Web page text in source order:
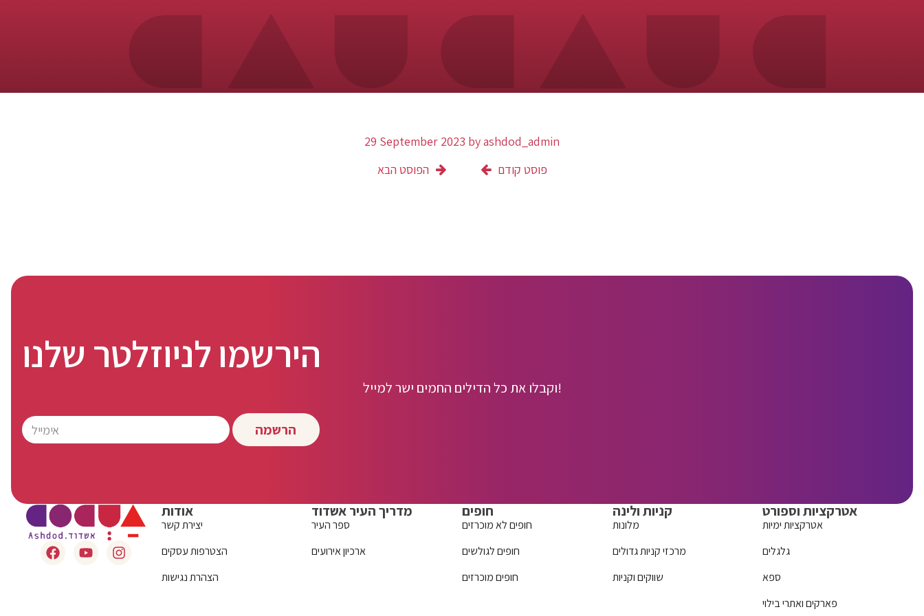
29 September 2023 byashdod_admin
פוסט קודם
הפוסט הבא
הירשמו לניוזלטר שלנו
וקבלו את כל הדילים החמים ישר למייל!
הרשמה
אודות
יצירת קשר
הצטרפות עסקים
הצהרת נגישות
מדריך העיר אשדוד
ספר העיר
ארכיון אירועים
חופים
חופים לא מוכרזים
חופים לגולשים
חופים מוכרזים
קניות ולינה
מלונות
מרכזי קניות גדולים
שווקים וקניות
אטרקציות וספורט
אטרקציות ימיות
גלגלים
ספא
פארקים ואתרי בילוי